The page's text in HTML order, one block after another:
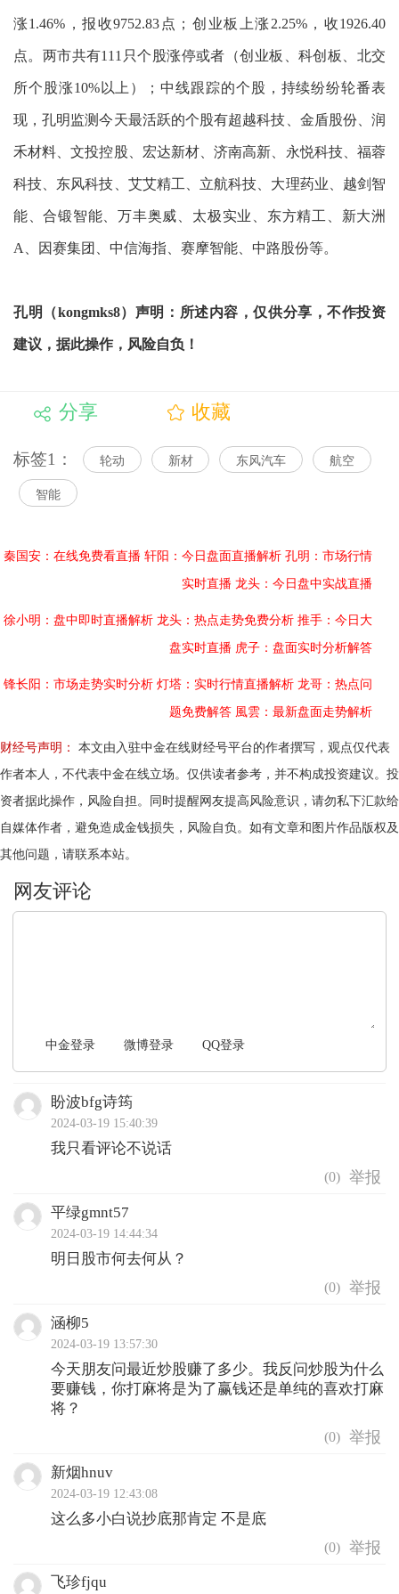
涨1.46%，报收9752.83点；创业板上涨2.25%，收1926.40
点。两市共有111只个股涨停或者（创业板、科创板、北交
所个股涨10%以上）；中线跟踪的个股，持续纷纷轮番表
现，孔明监测今天最活跃的个股有超越科技、金盾股份、润
禾材料、文投控股、宏达新材、济南高新、永悦科技、福蓉
科技、东风科技、艾艾精工、立航科技、大理药业、越剑智
能、合锻智能、万丰奥威、太极实业、东方精工、新大洲
A、因赛集团、中信海指、赛摩智能、中路股份等。
孔明（kongmks8）声明：所述内容，仅供分享，不作投资
建议，据此操作，风险自负！
分享 收藏
标签1： 轮动 新材 东风汽车 航空
智能
秦国安：在线免费看直播 轩阳：今日盘面直播解析 孔明：市场行情
实时直播 龙头：今日盘中实战直播
徐小明：盘中即时直播解析 龙头：热点走势免费分析 推手：今日大
盘实时直播 虎子：盘面实时分析解答
锋长阳：市场走势实时分析 灯塔：实时行情直播解析 龙哥：热点问
题免费解答 風雲：最新盘面走势解析
财经号声明：
本文由入驻中金在线财经号平台的作者撰写，观点仅代表
作者本人，不代表中金在线立场。仅供读者参考，并不构成投资建议。投
资者据此操作，风险自担。同时提醒网友提高风险意识，请勿私下汇款给
自媒体作者，避免造成金钱损失，风险自负。如有文章和图片作品版权及
其他问题，请联系本站。
中金登录 微博登录 QQ登录
盼波bfg诗筠
2024-03-19 15:40:39
我只看评论不说话
(0)
平绿gmnt57
2024-03-19 14:44:34
明日股市何去何从？
(0)
涵柳5
2024-03-19 13:57:30
今天朋友问最近炒股赚了多少。我反问炒股为什么
要赚钱，你打麻将是为了赢钱还是单纯的喜欢打麻
将？
(0)
新烟hnuv
2024-03-19 12:43:08
这么多小白说抄底那肯定 不是底
(0)
飞珍fjqu